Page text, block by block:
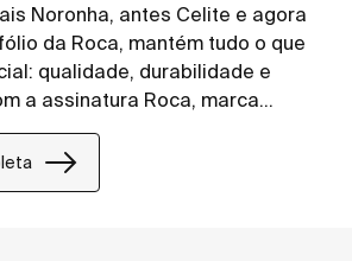
Noronha, antes Celite e agora
da Roca, mantém tudo o que
qualidade, durabilidade e
a assinatura Roca, marca
soluções para banheiros, a
monocomandos e
ganha ainda mais força,